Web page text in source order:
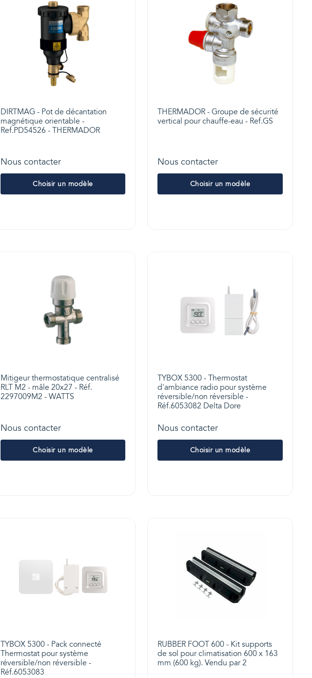
DIRTMAG - Pot de décantation
magnétique orientable -
Ref.PD54526 - THERMADOR
Nous contacter
Choisir un modèle
THERMADOR - Groupe de sécurité
vertical pour chauffe-eau - Ref.GS
Nous contacter
Choisir un modèle
Mitigeur thermostatique centralisé
RLT M2 - mâle 20x27 - Réf.
2297009M2 - WATTS
Nous contacter
Choisir un modèle
TYBOX 5300 - Thermostat
d'ambiance radio pour système
réversible/non réversible -
Réf.6053082 Delta Dore
Nous contacter
Choisir un modèle
TYBOX 5300 - Pack connecté
Thermostat pour système
réversible/non réversible -
Réf.6053083
RUBBER FOOT 600 - Kit supports
de sol pour climatisation 600 x 163
mm (600 kg). Vendu par 2